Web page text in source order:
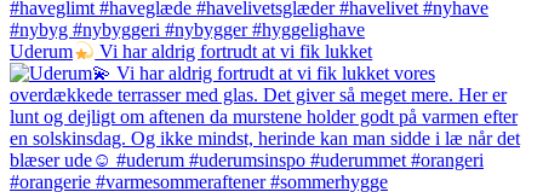
Uderum Vi har aldrig fortrudt at vi fik lukket